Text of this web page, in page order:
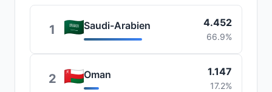
1 Saudi-Arabien 4.452
66.9%
2 Oman 1.147
17.2%